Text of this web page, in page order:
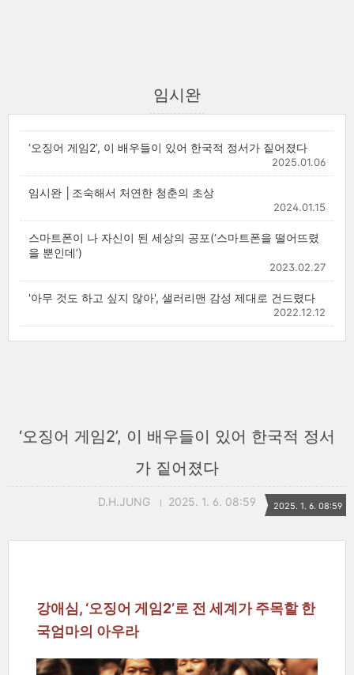
임시완
‘오징어 게임2’, 이 배우들이 있어 한국적 정서가 짙어졌다
2025.01.06
임시완 │조숙해서 처연한 청춘의 초상
2024.01.15
스마트폰이 나 자신이 된 세상의 공포(‘스마트폰을 떨어뜨렸
을 뿐인데’)
2023.02.27
'아무 것도 하고 싶지 않아', 샐러리맨 감성 제대로 건드렸다
2022.12.12
‘오징어 게임2’, 이 배우들이 있어 한국적 정서
가 짙어졌다
D.H.JUNG 2025. 1. 6. 08:59 2025. 1. 6. 08:59
강애심, ‘오징어 게임2’로 전 세계가 주목할 한
국엄마의 아우라